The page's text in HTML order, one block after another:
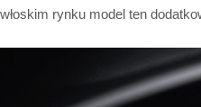
włoskim rynku model ten